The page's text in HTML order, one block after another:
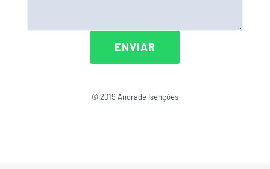
© 2019 Andrade Isenções